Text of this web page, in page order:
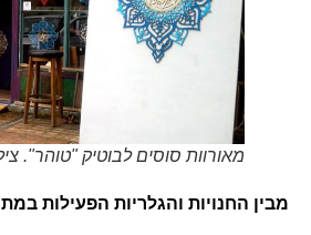
מאורוות סוסים לבוטיק "טוהר".
מבין החנויות והגלריות הפעילות